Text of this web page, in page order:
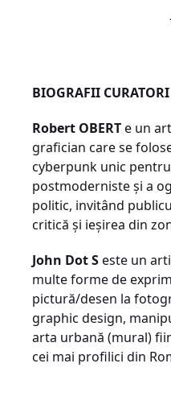
BIOGRAFII CURATORI
Robert OBERTe un
grafician care se
cyberpunk unic
postmoderniste și a
politic, invitând
critică și ieșirea din
John Dot Seste un
multe forme de
pictură/desen la
graphic design,
arta urbană (mural)
cei mai profilici din